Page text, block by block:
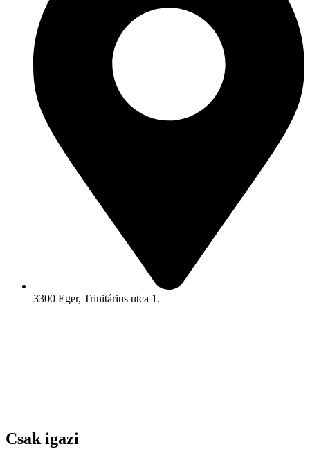
3300 Eger, Trinitárius utca 1.
Csak igazi